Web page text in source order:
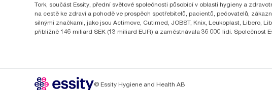
Tork, součást Essity, přední světové společnosti působící v oblasti hygieny a
na cestě ke zdraví a pohodě ve prospěch spotřebitelů, pacientů, pečovatelů,
silnými značkami, jako jsou Actimove, Cutimed, JOBST, Knix, Leukoplast, Libero,
přibližně 146 miliard SEK (13 miliard EUR) a zaměstnávala 36 000 lidí.
© Essity Hygiene and Health AB